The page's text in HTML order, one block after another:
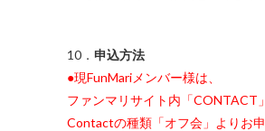
10． 申込方法
●現FunMariメンバー様は、
ファンマリサイト内「CONTACT
Contactの種類「オフ会」よりお